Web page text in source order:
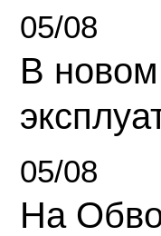
05/08
В
05/08
На